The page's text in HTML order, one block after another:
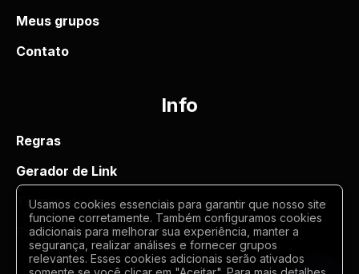
Meus grupos
Contato
Info
Regras
Gerador de Link
Termos de uso
Politica de privacidade
Usamos cookies essenciais para garantir que nosso site
funcione corretamente. Também configuramos cookies
adicionais para melhorar sua experiência, manter a
segurança, realizar análises e fornecer grupos
relevantes. Esses cookies adicionais serão ativados